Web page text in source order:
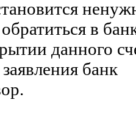
в
данного
банк